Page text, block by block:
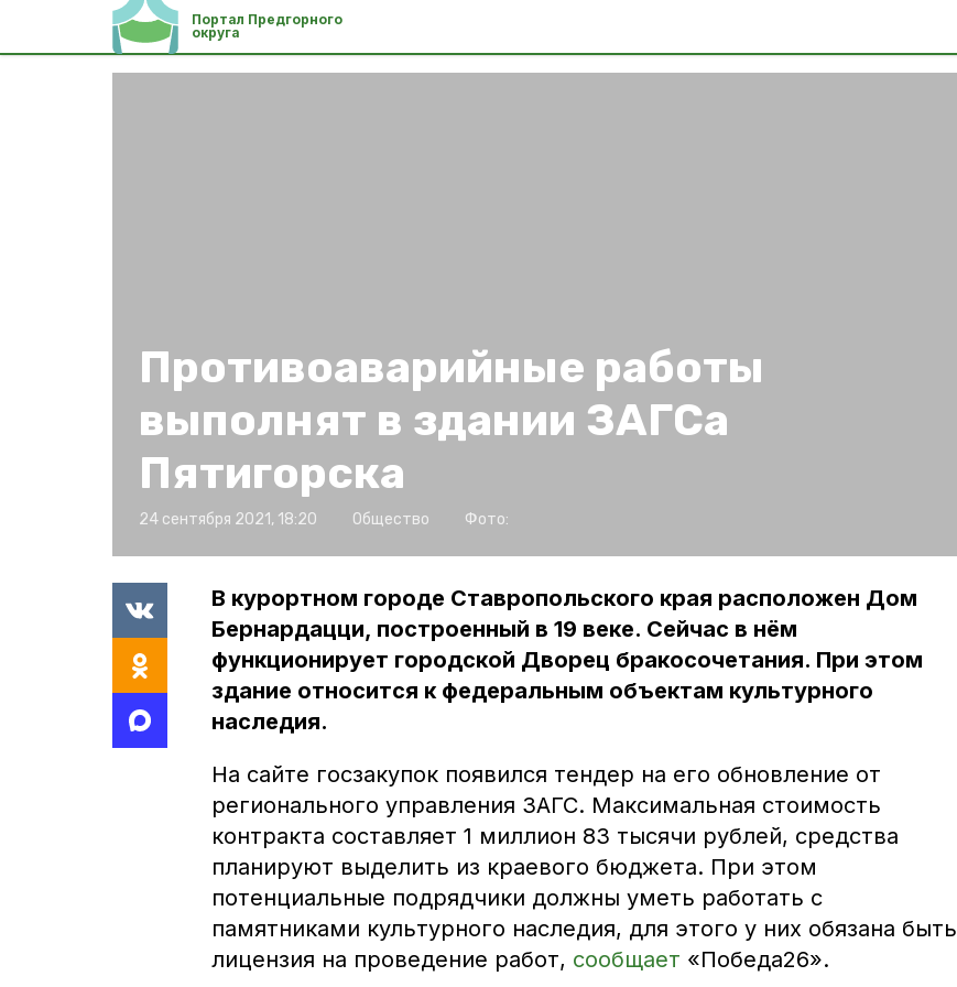
Портал Предгорного
округа
Противоаварийные работы
выполнят в здании ЗАГСа
Пятигорска
24 сентября 2021, 18:20 Общество Фото:
В курортном городе Ставропольского края расположен Дом
Бернардацци, построенный в 19 веке. Сейчас в нём
функционирует городской Дворец бракосочетания. При этом
здание относится к федеральным объектам культурного
наследия.
На сайте госзакупок появился тендер на его обновление от
регионального управления ЗАГС. Максимальная стоимость
контракта составляет 1 миллион 83 тысячи рублей, средства
планируют выделить из краевого бюджета. При этом
потенциальные подрядчики должны уметь работать с
памятниками культурного наследия, для этого у них обязана быть
лицензия на проведение работ, сообщает «Победа26».